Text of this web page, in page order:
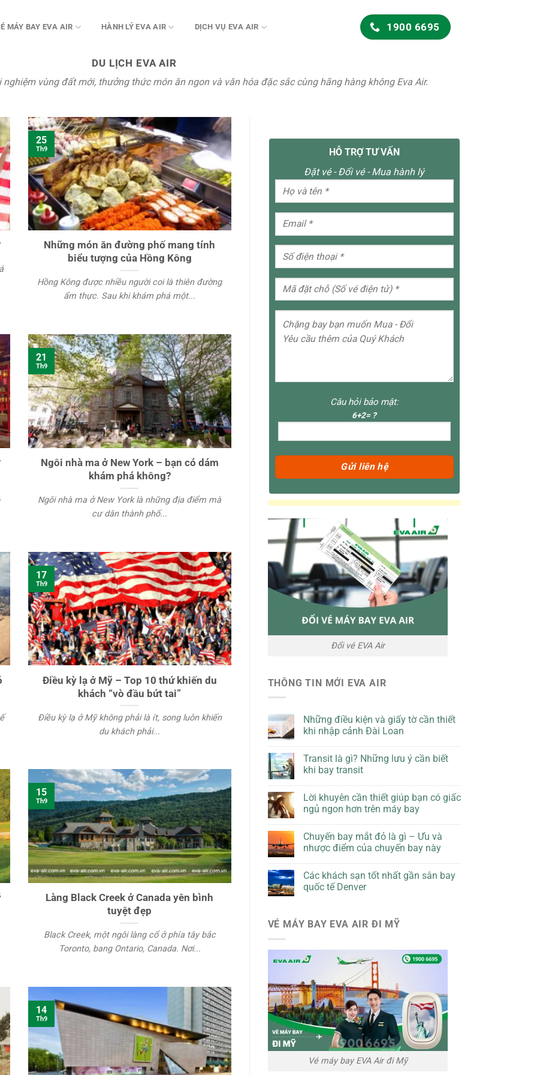
MÁY BAY EVA AIR HÀNH LÝ EVA AIR DỊCH VỤ EVA AIR 1900 6695
DU LỊCH EVA AIR
nghiệm vùng đất mới, thưởng thức món ăn ngon và văn hóa đặc sắc cùng hãng hàng không Eva Air.
Những món ăn đường phố mang tính
biểu tượng của Hồng Kông
Hồng Kông được nhiều người coi là thiên đường
ẩm thực. Sau khi khám phá một...
25
Th9
Ngôi nhà ma ở New York – bạn có dám
khám phá không?
Ngôi nhà ma ở New York là những địa điểm mà
cư dân thành phố...
21
Th9
Điều kỳ lạ ở Mỹ – Top 10 thứ khiến du
khách “vò đầu bứt tai”
Điều kỳ lạ ở Mỹ không phải là ít, song luôn khiến
du khách phải...
17
Th9
Làng Black Creek ở Canada yên bình
tuyệt đẹp
Black Creek, một ngôi làng cổ ở phía tây bắc
Toronto, bang Ontario, Canada. Nơi...
15
Th9
14
Th9
HỖ TRỢ TƯ VẤN
Đặt vé - Đổi vé - Mua hành lý
Câu hỏi bảo mật:
6+2= ?
Đổi vé EVA Air
THÔNG TIN MỚI EVA AIR
Những điều kiện và giấy tờ cần thiết
khi nhập cảnh Đài Loan
Transit là gì? Những lưu ý cần biết
khi bay transit
Lời khuyên cần thiết giúp bạn có giấc
ngủ ngon hơn trên máy bay
Chuyến bay mắt đỏ là gì – Ưu và
nhược điểm của chuyến bay này
Các khách sạn tốt nhất gần sân bay
quốc tế Denver
VÉ MÁY BAY EVA AIR ĐI MỸ
Vé máy bay EVA Air đi Mỹ